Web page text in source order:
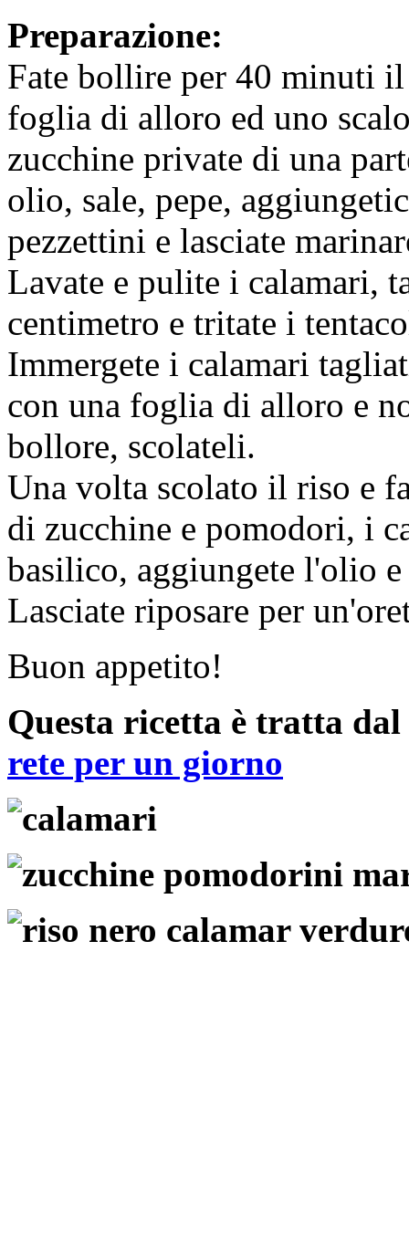
Preparazione:
Fate bollire per 40 minuti
foglia di alloro ed uno
zucchine private di una
olio, sale, pepe,
pezzettini e lasciate
Lavate e pulite i calamari,
centimetro e tritate i
Immergete i calamari
con una foglia di alloro e
bollore, scolateli.
Una volta scolato il riso e
di zucchine e pomodori, i
basilico, aggiungete l'olio
Lasciate riposare per
Buon appetito!
Questa ricetta è tratta
rete per un giorno